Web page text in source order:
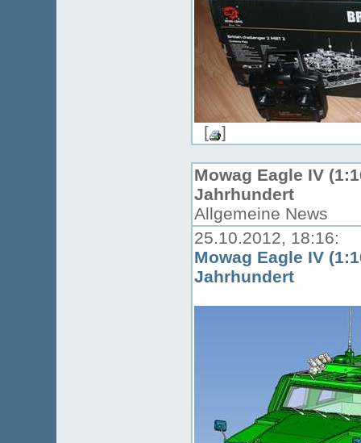
[ ]
Mowag Eagle IV
Jahrhundert
Allgemeine News
25.10.2012, 18:16:
Mowag Eagle IV
Jahrhundert